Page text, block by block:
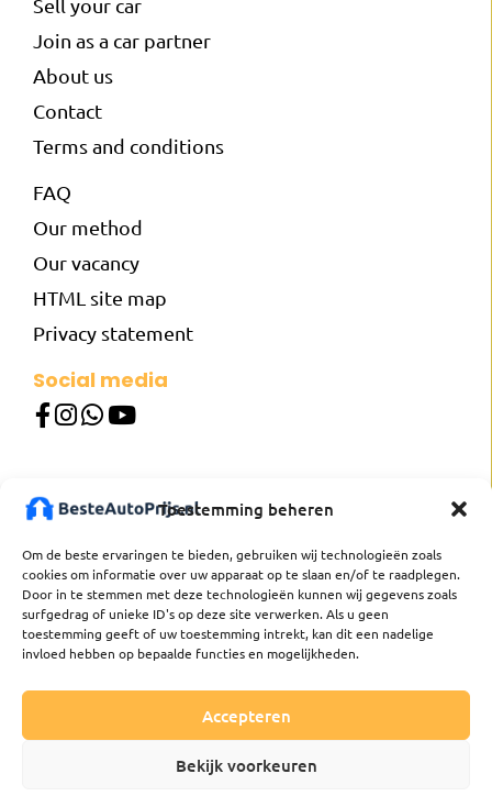
Toestemming beheren
Om de beste ervaringen te bieden, gebruiken wij technologieën zoals
cookies om informatie over uw apparaat op te slaan en/of te raadplegen.
Door in te stemmen met deze technologieën kunnen wij gegevens zoals
surfgedrag of unieke ID's op deze site verwerken. Als u geen
toestemming geeft of uw toestemming intrekt, kan dit een nadelige
invloed hebben op bepaalde functies en mogelijkheden.
Accepteren
Bekijk voorkeuren
Sell your car
Join as a car partner
About us
Contact
Terms and conditions
FAQ
Our method
Our vacancy
HTML site map
Privacy statement
Social media
besteautoprijs.nl
besterautopreis.at
meilleurprixvoiture.fr
mejorpreciocoche.es
bastabilpris.se
bestautoprijs.be
Besteautoprijs. All rights reserved